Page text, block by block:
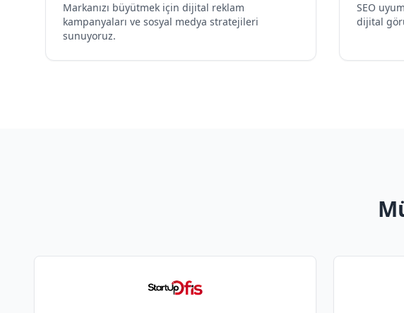
Markanızı büyütmek için dijital reklam
kampanyaları ve sosyal medya stratejileri
sunuyoruz.
SEO
dijital